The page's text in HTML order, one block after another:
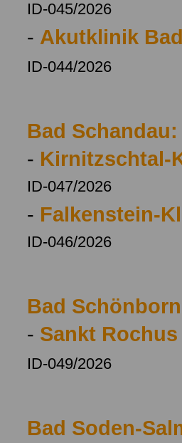
ID-045/2026
- Akutklinik
ID-044/2026
Bad Schandau:
- Kirnitzschtal-
ID-047/2026
- Falkenstein-
ID-046/2026
Bad
- Sankt
ID-049/2026
Bad Soden-